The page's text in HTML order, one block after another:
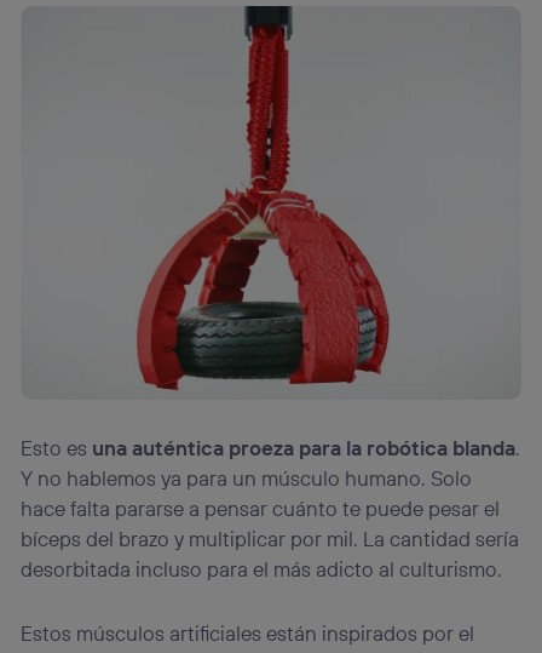
Esto es una auténtica proeza para la robótica blanda.
Y no hablemos ya para un músculo humano. Solo
hace falta pararse a pensar cuánto te puede pesar el
bíceps del brazo y multiplicar por mil. La cantidad sería
desorbitada incluso para el más adicto al culturismo.
Estos músculos artificiales están inspirados por el